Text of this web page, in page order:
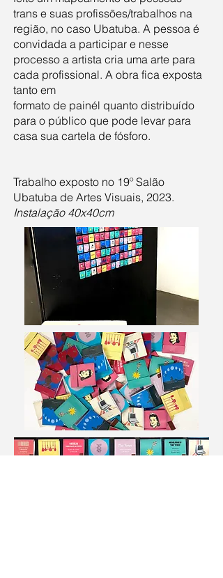
trans e suas profissões/trabalhos na
região, no caso Ubatuba. A pessoa é
convidada a participar e nesse
processo a artista cria uma arte para
cada profissional. A obra fica exposta
tanto em
formato de painél quanto distribuído
para o público que pode levar para
casa sua cartela de fósforo.
Trabalho exposto no 19º Salão
Ubatuba de Artes Visuais, 2023.
Instalação 40x40cm